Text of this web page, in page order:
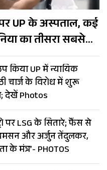
UP के अस्पताल, कई
का तीसरा सबसे
किया UP में न्यायिक
चार्ज के विरोध में शुरू
देखें Photos
पर LSG के सितारे; फैंस से
और अर्जुन तेंदुलकर,
के मंत्र’- PHOTOS